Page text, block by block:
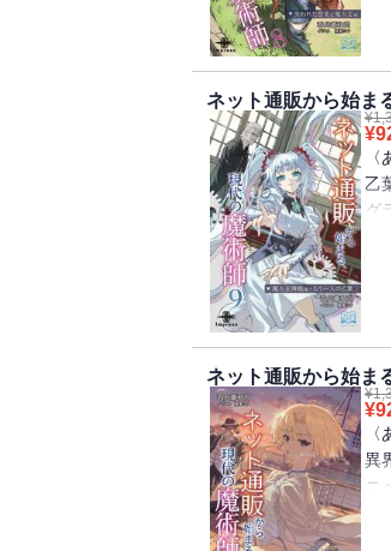
書
カ
よ
と
そ
さ
彼
い
戦
【
平
を
そ
乙
す
そ
謁
逃
い
回
エ
い
こ
七
ネット通販から始ま
¥
¥
〈
乙
グ
る
に
サ
れ
フ
っ
ネット通販から始
¥
¥
〈
異
ニ